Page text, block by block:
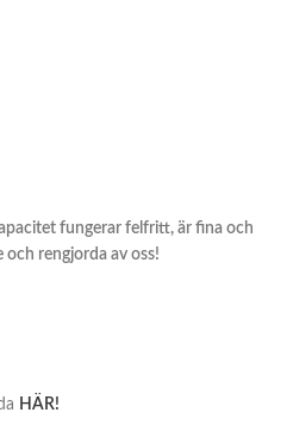
fungerar felfritt, är fina och
rengjorda av oss!
HÄR!